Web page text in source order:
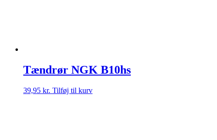
Tændrør NGK B10hs
39,95 kr. Tilføj til kurv